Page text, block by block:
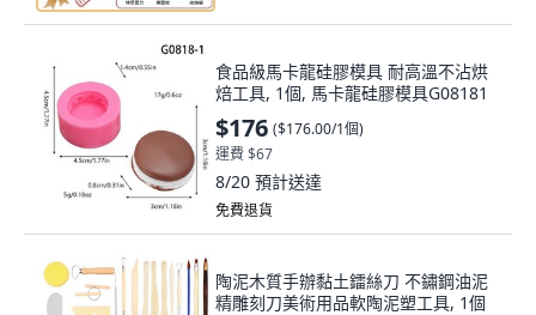
食品級馬卡龍硅膠模具 耐高溫不沾烘
焙工具, 1個, 馬卡龍硅膠模具G08181
$176 ($176.00/1個)
運費 $67
8/20 預計送達
免費退貨
陶泥木質手辦黏土鐳絲刀 不鏽鋼油泥
精雕刻刀美術用品軟陶泥塑工具, 1個